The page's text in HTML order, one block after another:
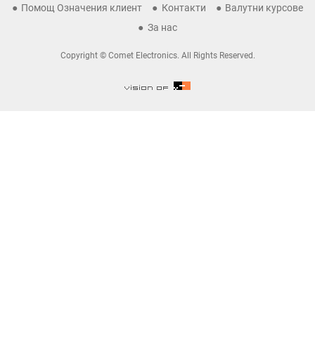
Помощ Означения клиент Контакти
Валутни курсове
За нас
Copyright © Comet Electronics. All Rights Reserved.